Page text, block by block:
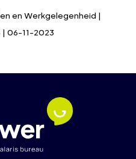
en Werkgelegenheid |
06-11-2023